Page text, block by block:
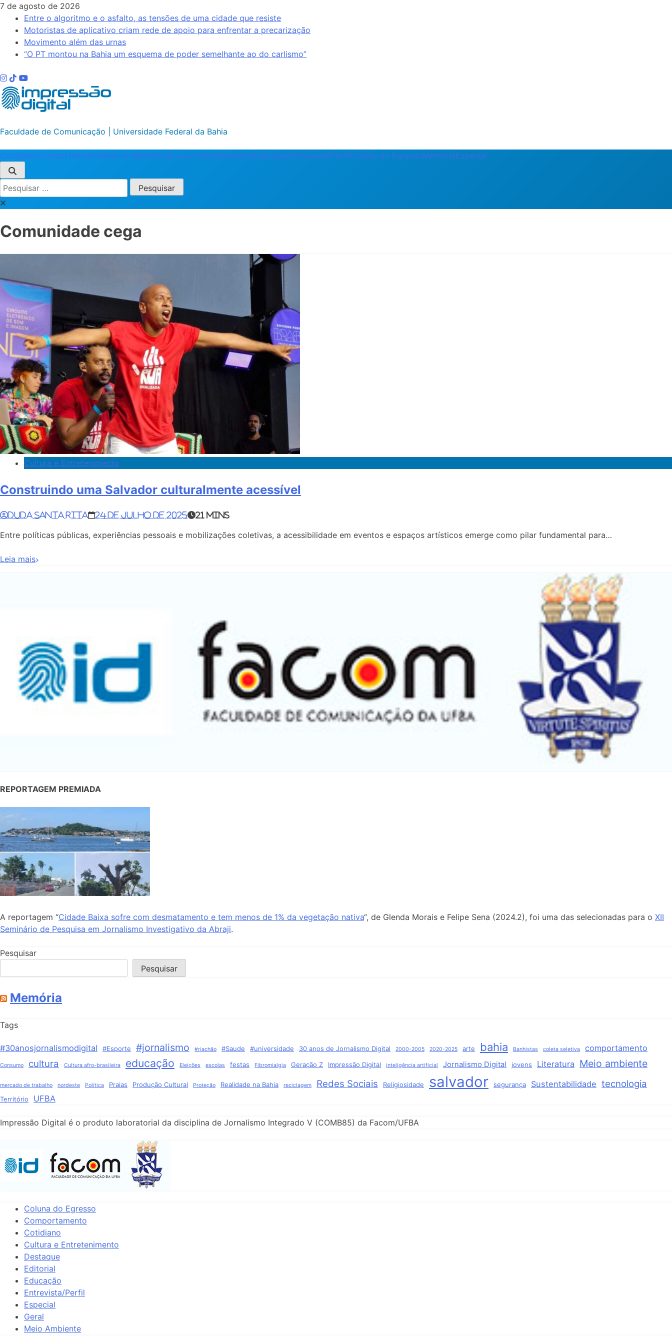
Skip
content
7 de agosto de 2026
Entre o algoritmo e o asfalto, as tensões de uma cidade que resiste
Motoristas de aplicativo criam rede de apoio para enfrentar a precarização
Movimento além das urnas
“O PT montou na Bahia um esquema de poder semelhante ao do carlismo”
Impressão Digital
Faculdade de Comunicação | Universidade Federal da Bahia
CotidianoComportamentoMeio AmbienteCultura e EntretenimentoEducaçãoEntrevista/PerfilColuna do EgressoMemóriaEspecial
Pesquisar
por:
Comunidade cega
Cultura e Entretenimento
Construindo uma Salvador culturalmente acessível
Duda Santa Rita 24 de julho de 2025 21 mins
Entre políticas públicas, experiências pessoais e mobilizações coletivas, a acessibilidade em eventos e espaços artísticos emerge como pilar fundamental para…
Leia mais
REPORTAGEM PREMIADA
A reportagem “Cidade Baixa sofre com desmatamento e tem menos de 1% da vegetação nativa“, de Glenda Morais e Felipe Sena (2024.2), foi uma das selecionadas para o XII
Seminário de Pesquisa em Jornalismo Investigativo da Abraji.
Pesquisar
Pesquisar
Memória
Tags
#30anosjornalismodigital #Esporte #jornalismo #riachão #Saude #universidade 30 anos de Jornalismo Digital 2000-2005 2020-2025 arte bahia Banhistas coleta seletiva comportamento
Consumo cultura Cultura afro-brasileira educação Eleições escolas festas Fibromialgia Geração Z Impressão Digital inteligência artificial Jornalismo Digital jovens Literatura Meio ambiente
mercado de trabalho nordeste Política Praias Produção Cultural Proteção Realidade na Bahia reciclagem Redes Sociais Religiosidade salvador segurança Sustentabilidade tecnologia
Território UFBA
Impressão Digital é o produto laboratorial da disciplina de Jornalismo Integrado V (COMB85) da Facom/UFBA
Coluna do Egresso
Comportamento
Cotidiano
Cultura e Entretenimento
Destaque
Editorial
Educação
Entrevista/Perfil
Especial
Geral
Meio Ambiente